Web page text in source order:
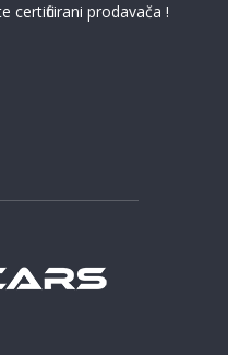
certificirani prodavača !